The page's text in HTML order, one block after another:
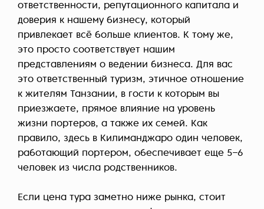
ответственности, репутационного капитала и
доверия к нашему бизнесу, который
привлекает всё больше клиентов. К тому же,
это просто соответствует нашим
представлениям о ведении бизнеса. Для вас
это ответственный туризм, этичное отношение
к жителям Танзании, в гости к которым вы
приезжаете, прямое влияние на уровень
жизни портеров, а также их семей. Как
правило, здесь в Килиманджаро один человек,
работающий портером, обеспечивает еще 5–6
человек из числа родственников.
Если цена тура заметно ниже рынка, стоит